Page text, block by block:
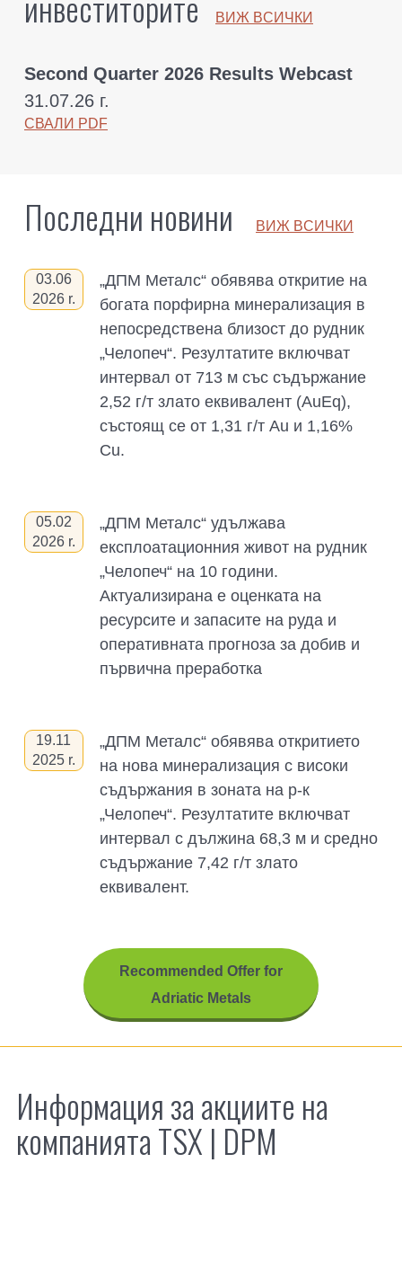
ВИЖ BСИЧКИ
Second Quarter 2026 Results Webcast
31.07.26 г.
СВАЛИ PDF
Последни новини ВИЖ BСИЧКИ
03.06
2026r.
„ДПМ Металс“ обявява откритие на
богата порфирна минерализация в
непосредствена близост до рудник
„Челопеч“. Резултатите включват
интервал от 713 м със съдържание
2,52 г/т злато еквивалент (AuEq),
състоящ се от 1,31 г/т Au и 1,16%
Cu.
05.02
2026r.
„ДПМ Металс“ удължава
експлоатационния живот на рудник
„Челопеч“ на 10 години.
Актуализирана е оценката на
ресурсите и запасите на руда и
оперативната прогноза за добив и
първична преработка
19.11
2025r.
„ДПМ Металс“ обявява откритието
на нова минерализация с високи
съдържания в зоната на р-к
„Челопеч“. Резултатите включват
интервал с дължина 68,3 м и средно
съдържание 7,42 г/т злато
еквивалент.
Recommended Offer for
Adriatic Metals
Информация за акциите на
компанията TSX | DPM